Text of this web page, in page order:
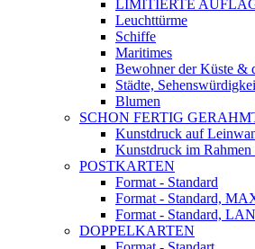
LIMITIERTE
Leuchttürme
Schiffe
Maritimes
Bewohner der Küste &
Städte,
Blumen
SCHON FERTIG
Kunstdruck auf
Kunstdruck im Rahmen
POSTKARTEN
Format - Standard
Format - Standard,
Format - Standard,
DOPPELKARTEN